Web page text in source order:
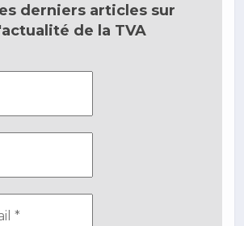
derniers articles sur
de la TVA